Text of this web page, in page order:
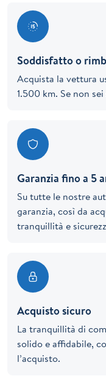
Soddisfatto o
Acquista la vettura
1.500 km. Se non
Garanzia fino a 5
Su tutte le nostre
garanzia, così da
tranquillità e
Acquisto sicuro
La tranquillità di
solido e affidabile,
l’acquisto.